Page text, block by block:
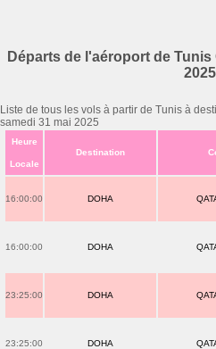
Départs de l'aéroport de
2025
Liste de tous les vols à partir de Tunis à
samedi 31 mai 2025
Heure
Locale
Destination
16:00:00 DOHA
16:00:00 DOHA
23:25:00 DOHA
23:25:00 DOHA